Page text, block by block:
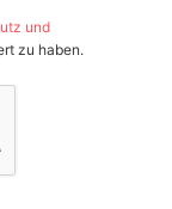
und
zu haben.